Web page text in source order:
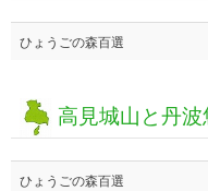
ひょうごの森百選
高見城山と丹波
ひょうごの森百選